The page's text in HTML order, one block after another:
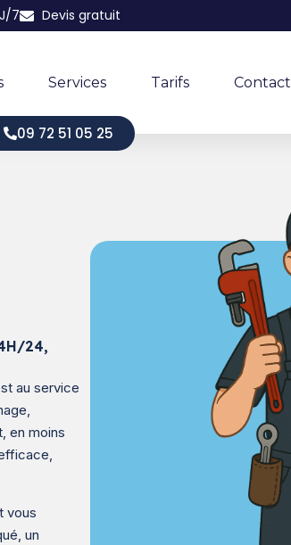
7 Devis gratuit
Services Tarifs Contact
09 72 51 05 25
24,
au service
en moins
vous
un